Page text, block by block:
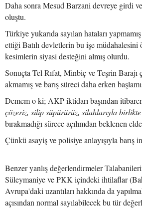
Daha sonra Mesud Barzani devreye girdi
oluştu.
Türkiye yukarıda sayılan hataları
ettiği Batılı devletlerin bu işe
kesimlerin siyasi desteğini almış olurdu.
Sonuçta Tel Rıfat, Minbiç ve Teşrin Barajı
akmamış ve barış süreci daha erken
Demem o ki; AKP iktidarı başından
çözeriz, silip süpürürüz, silahlarıyla
bırakmadığı sürece açılımdan beklenen
Çünkü asayiş ve polisiye anlayışıyla barış
Benzer yanlış değerlendirmeler
Süleymaniye ve PKK içindeki ihtilaflar
Avrupa'daki uzantıları hakkında da
açısından normal sayılabilecek bu tür